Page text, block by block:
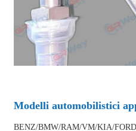
Modelli automobilistici
BENZ/BMW/RAM/VM/KIA/